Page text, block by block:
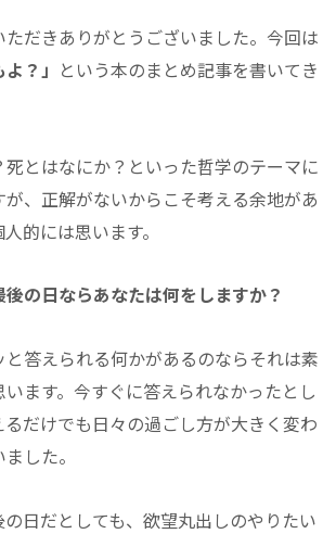
だきありがとうございました。今回は
？」 という本のまとめ記事を書いてき
とはなにか？といった哲学のテーマに
、正解がないからこそ考える余地があ
的には思います。
の日ならあなたは何をしますか？
と答えられる何かがあるのならそれは素
ます。今すぐに答えられなかったとし
だけでも日々の過ごし方が大きく変わ
した。
日だとしても、欲望丸出しのやりたい